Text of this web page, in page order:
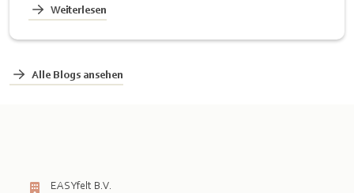
Weiterlesen
Alle Blogs ansehen
EASYfelt B.V.